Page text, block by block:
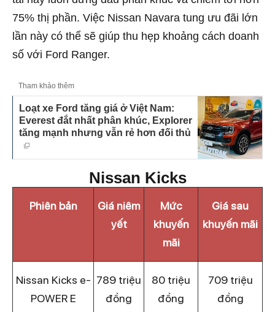
75% thị phần. Việc Nissan Navara tung ưu đãi lớn
lần này có thể sẽ giúp thu hẹp khoảng cách doanh
số với Ford Ranger.
Tham khảo thêm
Loạt xe Ford tăng giá ở Việt Nam:
Everest đắt nhất phân khúc, Explorer
tăng mạnh nhưng vẫn rẻ hơn đối thủ
Nissan Kicks
Phiên bản
Giá niêm
yết
Mức
khuyến
mãi
Giá sau
khuyến mãi
Nissan Kicks e-
POWER E
789 triệu
đồng
80 triệu
đồng
709 triệu
đồng